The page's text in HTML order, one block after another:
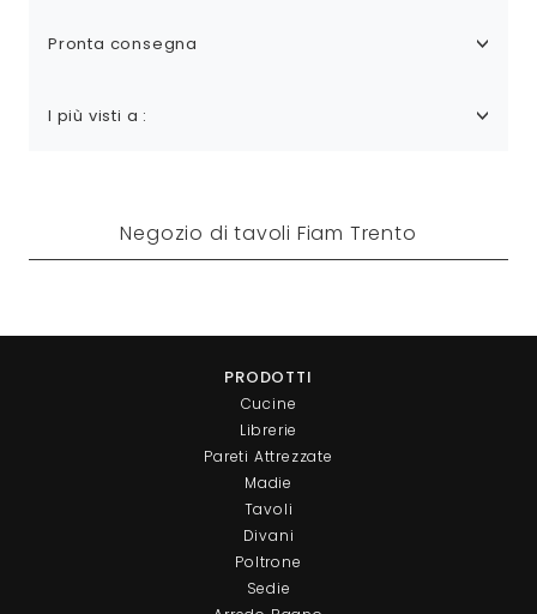
Pronta consegna
I più visti a :
Negozio di tavoli Fiam Trento
PRODOTTI
Cucine
Librerie
Pareti Attrezzate
Madie
Tavoli
Divani
Poltrone
Sedie